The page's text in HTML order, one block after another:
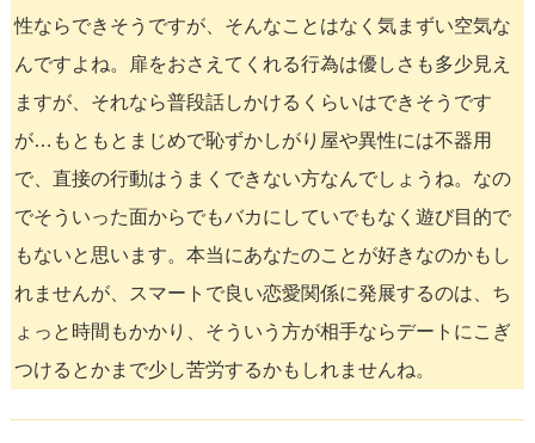
性ならできそうですが、そんなことはなく気まずい空気な
んですよね。扉をおさえてくれる行為は優しさも多少見え
ますが、それなら普段話しかけるくらいはできそうです
が…もともとまじめで恥ずかしがり屋や異性には不器用
で、直接の行動はうまくできない方なんでしょうね。なの
でそういった面からでもバカにしていでもなく遊び目的で
もないと思います。本当にあなたのことが好きなのかもし
れませんが、スマートで良い恋愛関係に発展するのは、ち
ょっと時間もかかり、そういう方が相手ならデートにこぎ
つけるとかまで少し苦労するかもしれませんね。